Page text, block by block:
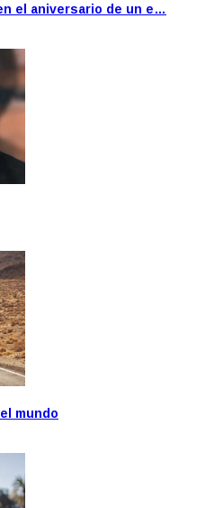
el aniversario de un e…
mundo